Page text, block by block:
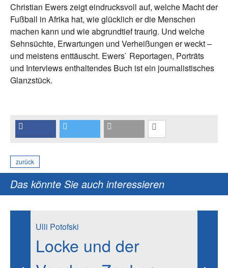
Christian Ewers zeigt eindrucksvoll auf, welche Macht der
Fußball in Afrika hat, wie glücklich er die Menschen
machen kann und wie abgrundtief traurig. Und welche
Sehnsüchte, Erwartungen und Verheißungen er weckt –
und meistens enttäuscht. Ewers` Reportagen, Porträts
und Interviews enthaltendes Buch ist ein journalistisches
Glanzstück.
zurück
Das könnte Sie auch interessieren
Ulli Potofski
Locke und der